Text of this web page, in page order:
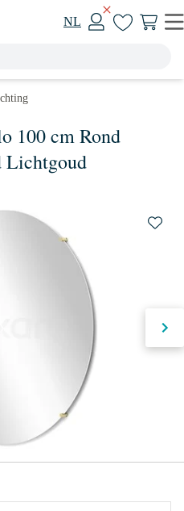
NL
100 cm Rond
Lichtgoud